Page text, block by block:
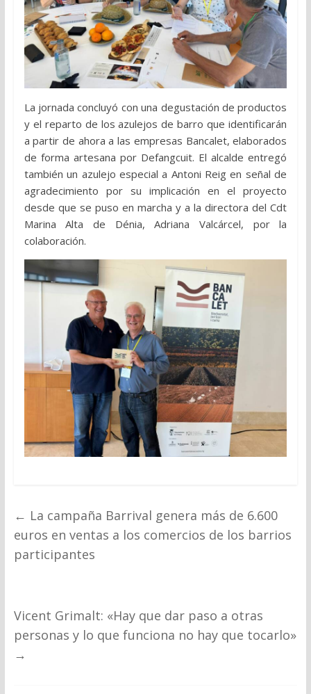
La jornada concluyó con una degustación de productos
y el reparto de los azulejos de barro que identificarán
a partir de ahora a las empresas Bancalet, elaborados
de forma artesana por Defangcuit. El alcalde entregó
también un azulejo especial a Antoni Reig en señal de
agradecimiento por su implicación en el proyecto
desde que se puso en marcha y a la directora del Cdt
Marina Alta de Dénia, Adriana Valcárcel, por la
colaboración.
← La campaña Barrival genera más de 6.600
euros en ventas a los comercios de los barrios
participantes
Vicent Grimalt: «Hay que dar paso a otras
personas y lo que funciona no hay que tocarlo»
→